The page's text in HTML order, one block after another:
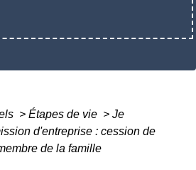
> Étapes de vie > Je
d'entreprise : cession de
de la famille